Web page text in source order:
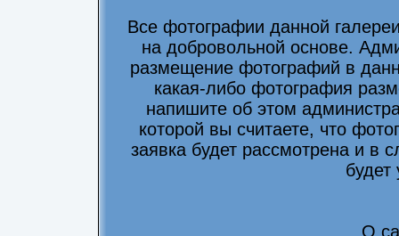
Все фотографии данной
на добровольной основе.
размещение фотографий в
какая-либо фотография
напишите об этом
которой вы считаете, что
заявка будет рассмотрена и в
будет
О